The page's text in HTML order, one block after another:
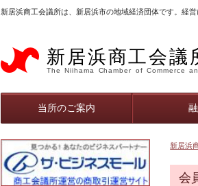
新居浜商工会議所は、新居浜市の地域経済団体です。経
新居浜商工会議
The Niihama Chamber of Commerce
当所のご案内
新居浜
会